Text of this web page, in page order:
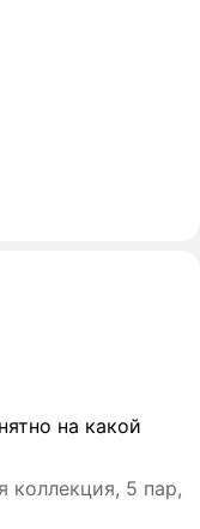
на какой
коллекция, 5 пар,